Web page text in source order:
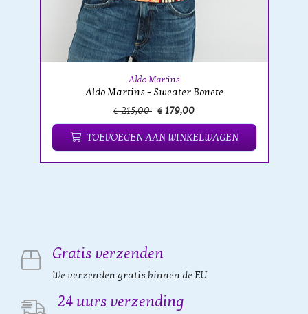
Aldo Martins
Aldo Martins - Sweater Bonete
€ 215,00 € 179,00
TOEVOEGEN AAN WINKELWAGEN
Gratis verzenden
We verzenden gratis binnen de EU
24 uurs verzending